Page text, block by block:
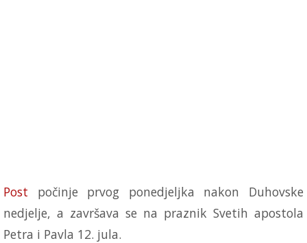
Post počinje prvog ponedjeljka nakon Duhovske
nedjelje, a završava se na praznik Svetih apostola
Petra i Pavla 12. jula.